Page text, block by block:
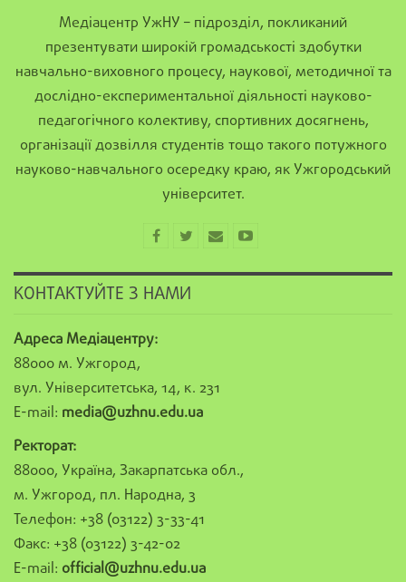
Медіацентр УжНУ – підрозділ, покликаний
презентувати широкій громадськості здобутки
навчально-виховного процесу, наукової, методичної та
дослідно-експериментальної діяльності науково-
педагогічного колективу, спортивних досягнень,
організації дозвілля студентів тощо такого потужного
науково-навчального осередку краю, як Ужгородський
університет.
КОНТАКТУЙТЕ З НАМИ
Адреса Медіацентру:
88000 м. Ужгород,
вул. Університетська, 14, к. 231
E-mail: media@uzhnu.edu.ua
Ректорат:
88000, Україна, Закарпатська обл.,
м. Ужгород, пл. Народна, 3
Телефон: +38 (03122) 3-33-41
Факс: +38 (03122) 3-42-02
E-mail: official@uzhnu.edu.ua